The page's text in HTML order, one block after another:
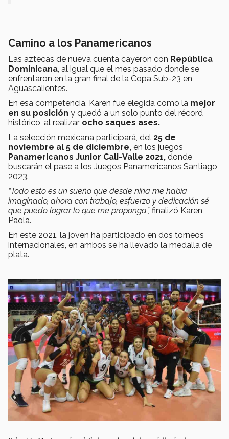
Camino a los Panamericanos
Las aztecas de nueva cuenta cayeron con República
Dominicana, al igual que el mes pasado donde se
enfrentaron en la gran final de la Copa Sub-23 en
Aguascalientes.
En esa competencia, Karen fue elegida como la mejor
en su posición y quedó a un solo punto del récord
histórico, al realizar ocho saques ases.
La selección mexicana participará, del 25 de
noviembre al 5 de diciembre, en los juegos
Panamericanos Junior Cali-Valle 2021, donde
buscarán el pase a los Juegos Panamericanos Santiago
2023.
“Todo esto es un sueño que desde niña me había
imaginado, ahora con trabajo, esfuerzo y dedicación sé
que puedo lograr lo que me proponga”, finalizó Karen
Paola.
En este 2021, la joven ha participado en dos torneos
internacionales, en ambos se ha llevado la medalla de
plata.